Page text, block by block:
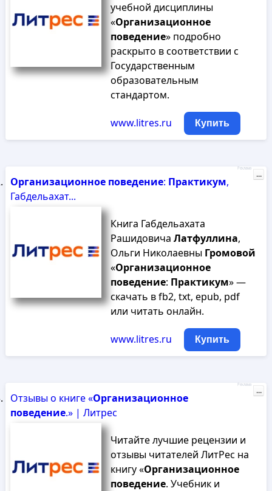
учебной дисциплины
«Организационное
поведение» подробно
раскрыто в соответствии с
Государственным
образовательным
стандартом.
www.litres.ru Купить
Организационное поведение: Практикум,
Габдельахат...
Книга Габдельахата
Рашидовича Латфуллина,
Ольги Николаевны Громовой
«Организационное
поведение: Практикум» —
скачать в fb2, txt, epub, pdf
или читать онлайн.
www.litres.ru Купить
Реклама
...
Отзывы о книге «Организационное
поведение.» | Литрес
Читайте лучшие рецензии и
отзывы читателей ЛитРес на
книгу «Организационное
поведение. Учебник и
Реклама
...